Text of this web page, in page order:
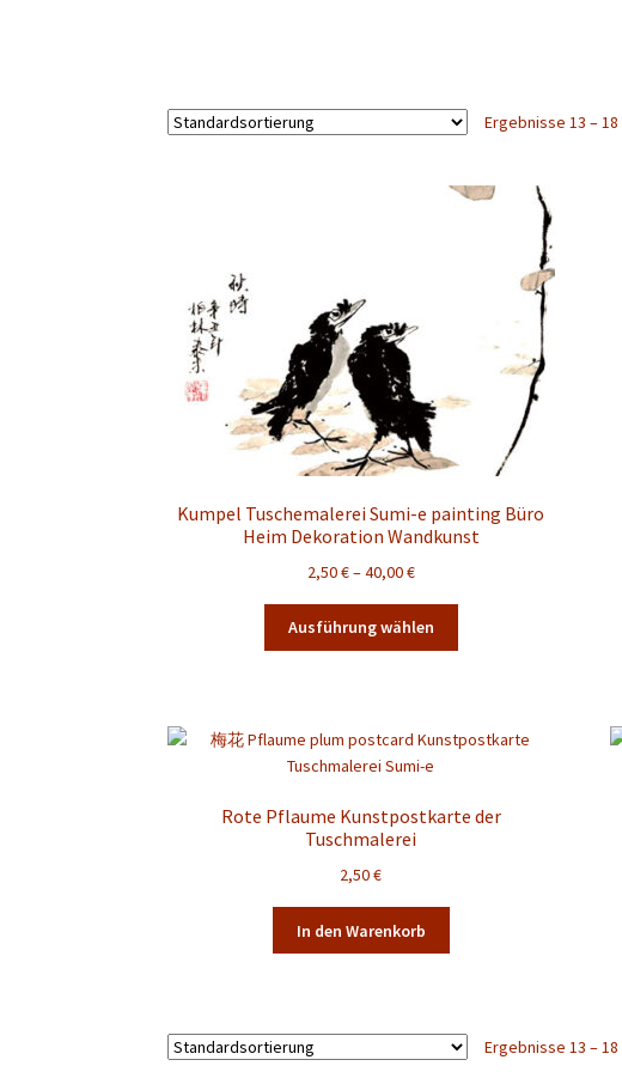
Ergebnisse 13 –
Kumpel Tuschemalerei Sumi-e painting Büro
Heim Dekoration Wandkunst
2,50€–40,00€Preisspanne:
bis
40,00 €
Ausführung wählen
auf.
können
Rote Pflaume Kunstpostkarte der
Tuschmalerei
2,50€
In den Warenkorb
Ergebnisse 13 –